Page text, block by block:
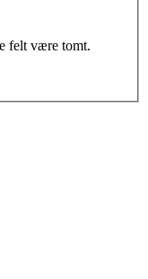
felt være tomt.